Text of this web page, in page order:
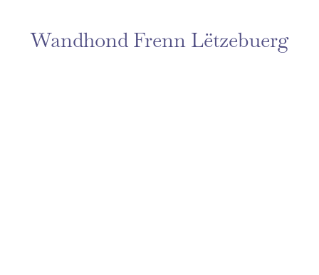
Wandhond Frenn Lëtzebuerg